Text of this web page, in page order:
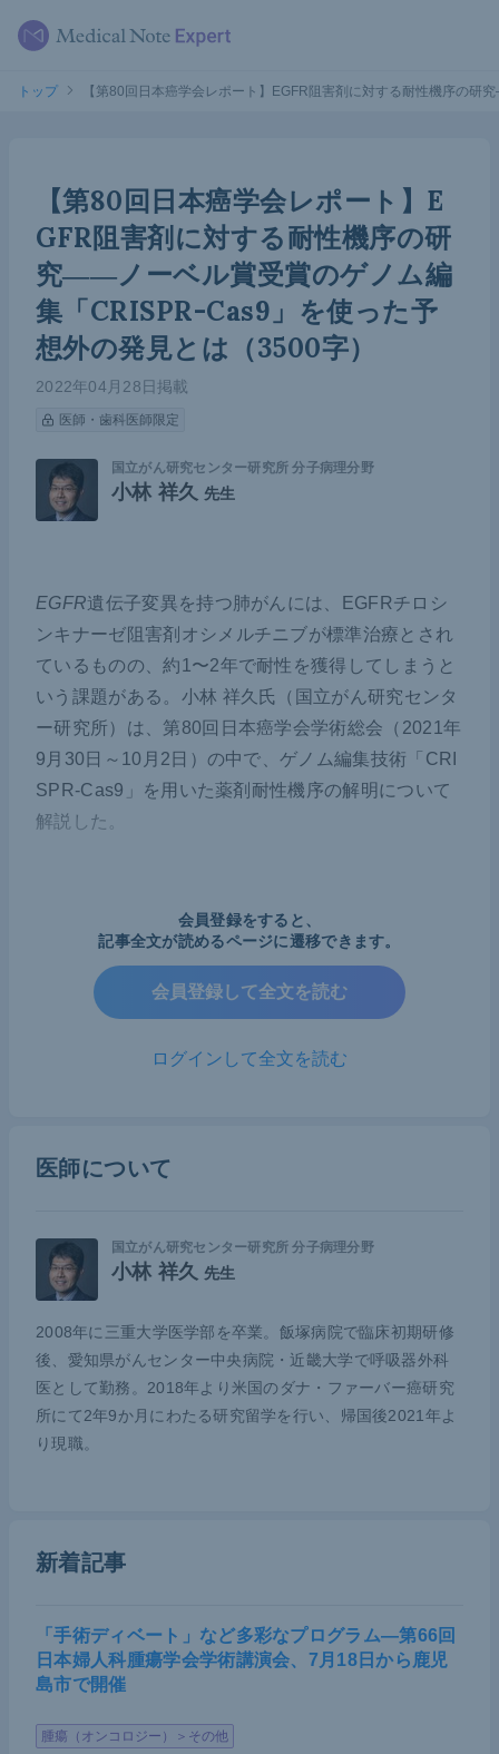
トップ 【第80回日本癌学会レポート】EGFR阻害剤に対する耐性機序の
【第80回日本癌学会レポート】E
GFR阻害剤に対する耐性機序の研
究――ノーベル賞受賞のゲノム編
集「CRISPR-Cas9」を使った予
想外の発見とは（3500字）
2022年04月28日掲載
医師・歯科医師限定
国立がん研究センター研究所 分子病理分野
小林 祥久 先生
EGFR遺伝子変異を持つ肺がんには、EGFRチロシ
ンキナーゼ阻害剤オシメルチニブが標準治療とされ
ているものの、約1〜2年で耐性を獲得してしまうと
いう課題がある。小林 祥久氏（国立がん研究センタ
ー研究所）は、第80回日本癌学会学術総会（2021年
9月30日～10月2日）の中で、ゲノム編集技術「CRI
SPR-Cas9」を用いた薬剤耐性機序の解明について
解説した。
用いた従来の方法
従来我々は、EGFR阻害剤の治療効果を確認する手
段として、マウスのpro-B細胞株Ba/F3を主に用いて
きた。Ba/F3の生存にはIL-3が必須であるため、IL-3
EGFRのみに依存し増殖するモデルを作製すること
さらに、このモデルにN-ethyl-N-nitrosourea（EN
U）という点突然変異を誘導する発がん物質を追加
すると、通常1～2年で起こる薬剤耐性を短縮させる
ことができる。実際我々は、たった1時間でエルロ
チニブやアファチニブに対する薬剤耐性を発現させ
るT790M変異モデルを作製することに成功してい
る。これによって非常に早いスピードで実験がで
か、さらに耐性二次変異を克服する方法を示すこと
EGFR以外にもHER2、MET、KRASなどの遺伝子
研究にも有用だ。
CRISPR-Cas9システムを用いた新しい方
会員登録をすると、
記事全文が読めるページに遷移できます。
会員登録して全文を読む
ログインして全文を読む
医師について
国立がん研究センター研究所 分子病理分野
小林 祥久 先生
2008年に三重大学医学部を卒業。飯塚病院で臨床初期研修
後、愛知県がんセンター中央病院・近畿大学で呼吸器外科
医として勤務。2018年より米国のダナ・ファーバー癌研究
所にて2年9か月にわたる研究留学を行い、帰国後2021年よ
り現職。
新着記事
「手術ディベート」など多彩なプログラム―第66回
日本婦人科腫瘍学会学術講演会、7月18日から鹿児
島市で開催
腫瘍（オンコロジー）＞その他